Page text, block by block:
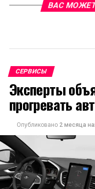
ВАС
СЕРВИСЫ
Эксперты
прогревать
Опубликовано 2 месяца